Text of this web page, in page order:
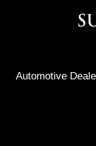
Automotive